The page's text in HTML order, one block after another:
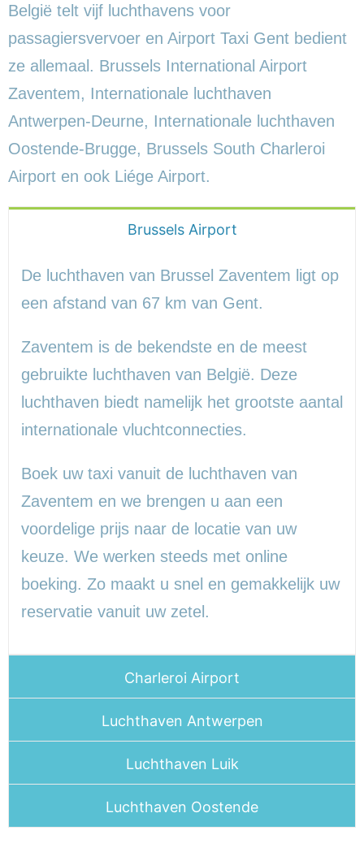
België telt vijf luchthavens voor
passagiersvervoer en Airport Taxi Gent bedient
ze allemaal. Brussels International Airport
Zaventem, Internationale luchthaven
Antwerpen-Deurne, Internationale luchthaven
Oostende-Brugge, Brussels South Charleroi
Airport en ook Liége Airport.
Brussels Airport
De luchthaven van Brussel Zaventem ligt op
een afstand van 67 km van Gent.
Zaventem is de bekendste en de meest
gebruikte luchthaven van België. Deze
luchthaven biedt namelijk het grootste aantal
internationale vluchtconnecties.
Boek uw taxi vanuit de luchthaven van
Zaventem en we brengen u aan een
voordelige prijs naar de locatie van uw
keuze. We werken steeds met online
boeking. Zo maakt u snel en gemakkelijk uw
reservatie vanuit uw zetel.
Charleroi Airport
Luchthaven Antwerpen
Luchthaven Luik
Luchthaven Oostende